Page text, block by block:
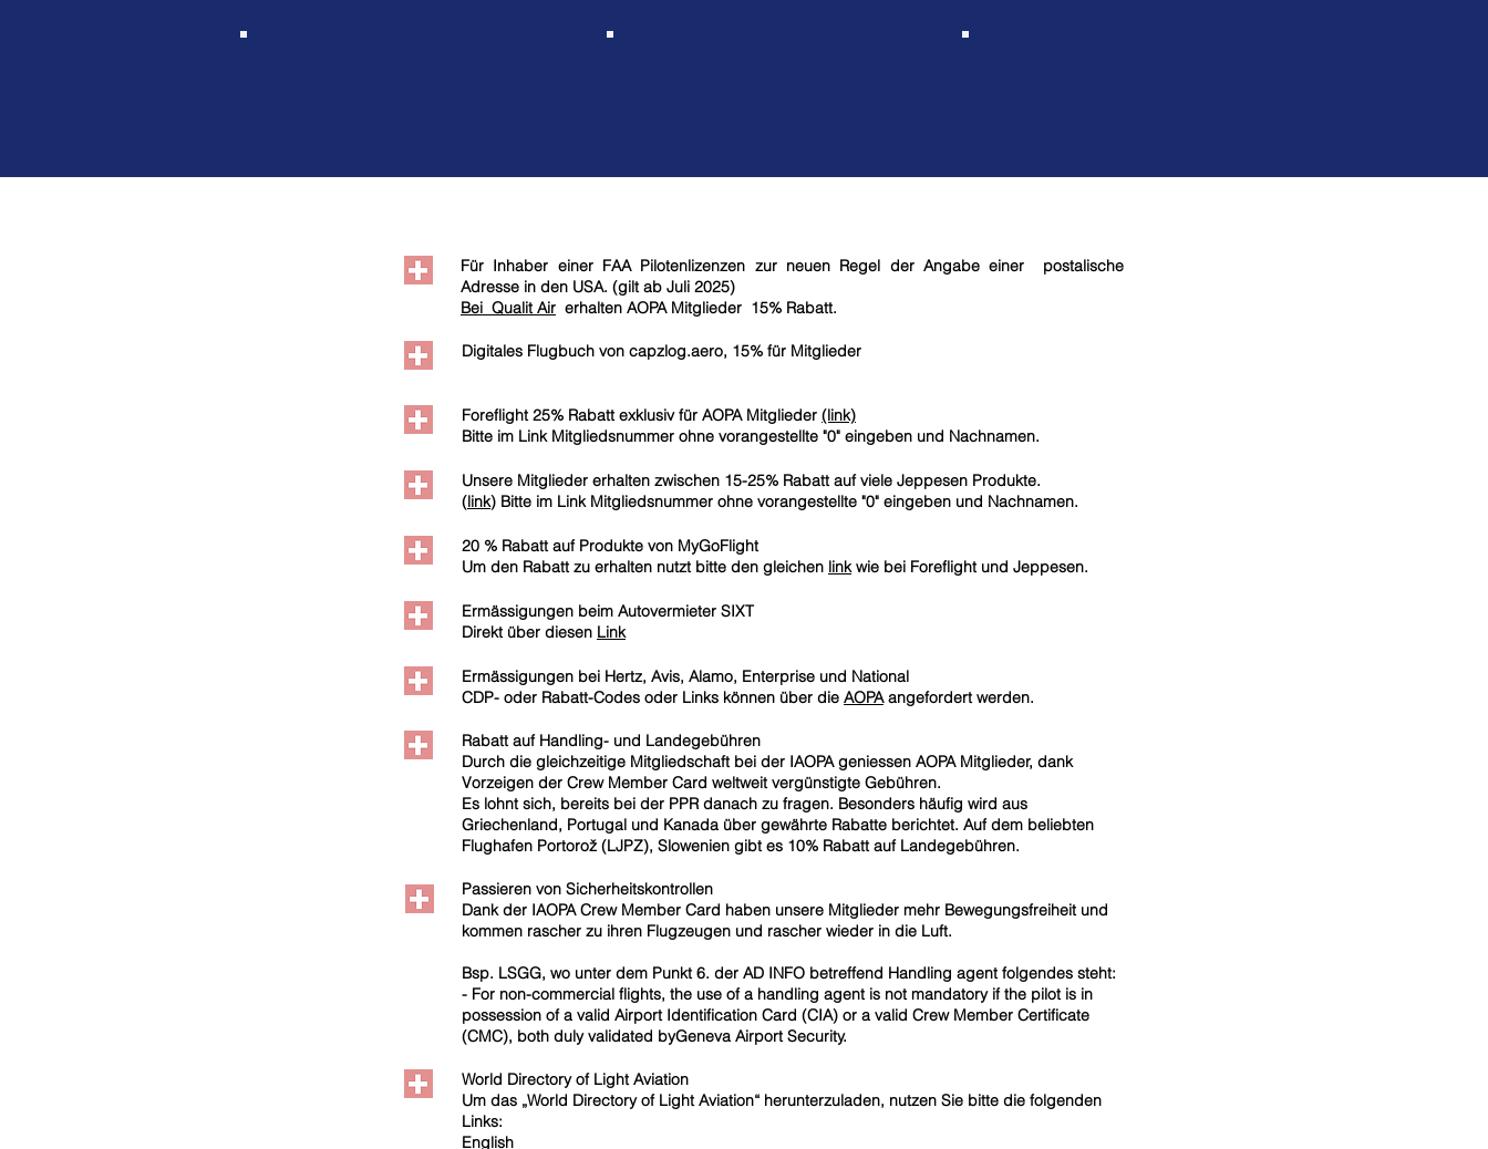
Für Inhaber einer FAA Pilotenlizenzen zur neuen Regel der Angabe einer postalische
Adresse in den USA. (gilt ab Juli 2025)
Bei Qualit Air erhalten AOPA Mitglieder 15% Rabatt.
Digitales Flugbuch von capzlog.aero, 15% für Mitglieder
Foreflight 25% Rabatt exklusiv für AOPA Mitglieder (link)
Bitte im Link Mitgliedsnummer ohne vorangestellte "0" eingeben und Nachnamen.
Unsere Mitglieder erhalten zwischen 15-25% Rabatt auf viele Jeppesen Produkte.
(link) Bitte im Link Mitgliedsnummer ohne vorangestellte "0" eingeben und Nachnamen.
20 % Rabatt auf Produkte von MyGoFlight
Um den Rabatt zu erhalten nutzt bitte den gleichen linkwie bei Foreflight und Jeppesen.
Ermässigungen beim Autovermieter SIXT
Direkt über diesen Link
Ermässigungen bei Hertz, Avis, Alamo, Enterprise und National
CDP- oder Rabatt-Codes oder Links können über die AOPAangefordert werden.
Rabatt auf Handling- und Landegebühren
Durch die gleichzeitige Mitgliedschaft bei der IAOPA geniessen AOPA Mitglieder, dank
Vorzeigen der Crew Member Card weltweit vergünstigte Gebühren.
Es lohnt sich, bereits bei der PPR danach zu fragen. Besonders häufig wird aus
Griechenland, Portugal und Kanada über gewährte Rabatte berichtet. Auf dem beliebten
Flughafen Portorož (LJPZ), Slowenien gibt es 10% Rabatt auf Landegebühren.
Passieren von Sicherheitskontrollen
Dank der IAOPA Crew Member Card haben unsere Mitglieder mehr Bewegungsfreiheit und
kommen rascher zu ihren Flugzeugen und rascher wieder in die Luft.
Bsp. LSGG, wo unter dem Punkt 6. der AD INFO betreffend Handling agent folgendes steht:
- For non-commercial flights, the use of a handling agent is not mandatory if the pilot is in
possession of a valid Airport Identification Card (CIA) or a valid Crew Member Certificate
(CMC), both duly validated byGeneva Airport Security.
World Directory of Light Aviation
Um das „World Directory of Light Aviation“ herunterzuladen, nutzen Sie bitte die folgenden
Links:
English